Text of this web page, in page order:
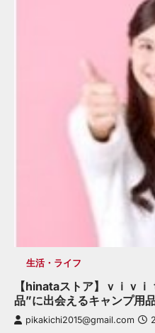
生活・ライフ
【hinataストア】ｖｉｖ
品”に出会えるキャンプ用
pikakichi2015@gmail.com